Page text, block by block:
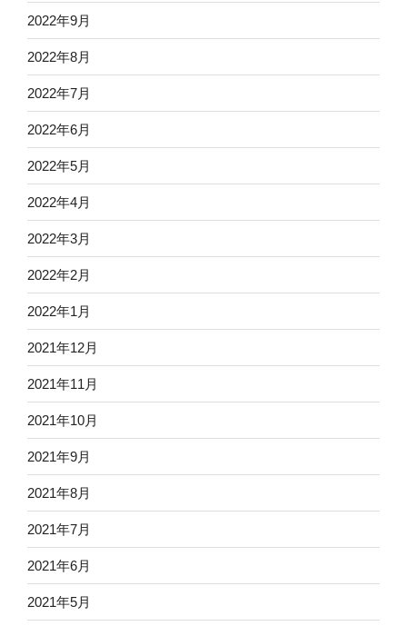
2022年9月
2022年8月
2022年7月
2022年6月
2022年5月
2022年4月
2022年3月
2022年2月
2022年1月
2021年12月
2021年11月
2021年10月
2021年9月
2021年8月
2021年7月
2021年6月
2021年5月